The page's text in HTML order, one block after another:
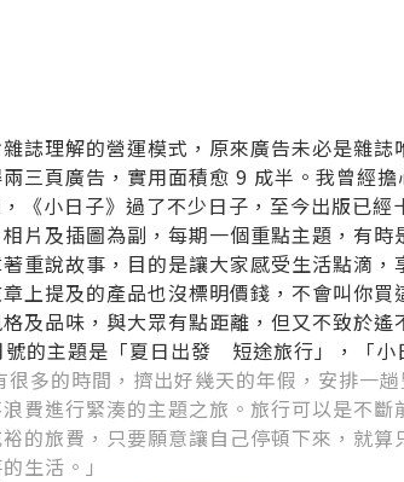
誌理解的營運模式，原來廣告未必是雜誌
三頁廣告，實用面積愈 9 成半。我曾經
《小日子》過了不少日子，至今出版已經
片及插圖為副，每期一個重點主題，有
重說故事，目的是讓大家感受生活點滴
上提及的產品也沒標明價錢，不會叫你
及品味，與大眾有點距離，但又不致於
的主題是「夏日出發 短途旅行」，「小
很多的時間，擠出好幾天的年假，安排一
費進行緊湊的主題之旅。旅行可以是不斷
的旅費，只要願意讓自己停頓下來，就
生活。」